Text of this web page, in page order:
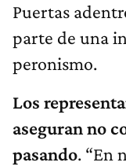
Puertas
parte de una
peronismo.
Los
aseguran no
pasando. “En